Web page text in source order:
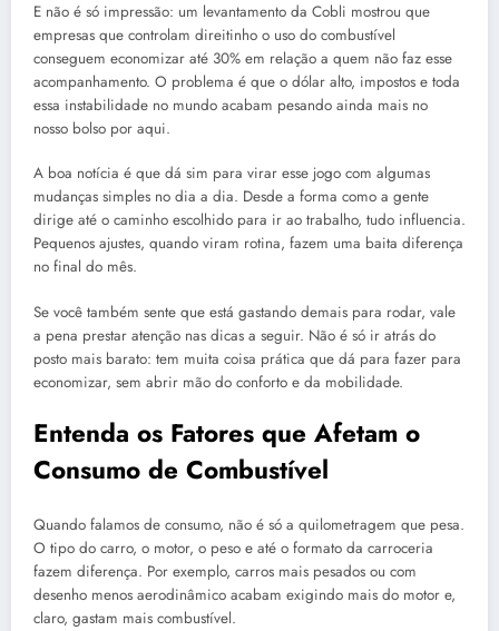
E não é só impressão: um levantamento da Cobli mostrou que
empresas que controlam direitinho o uso do combustível
conseguem economizar até 30% em relação a quem não faz esse
acompanhamento. O problema é que o dólar alto, impostos e toda
essa instabilidade no mundo acabam pesando ainda mais no
nosso bolso por aqui.
A boa notícia é que dá sim para virar esse jogo com algumas
mudanças simples no dia a dia. Desde a forma como a gente
dirige até o caminho escolhido para ir ao trabalho, tudo influencia.
Pequenos ajustes, quando viram rotina, fazem uma baita diferença
no final do mês.
Se você também sente que está gastando demais para rodar, vale
a pena prestar atenção nas dicas a seguir. Não é só ir atrás do
posto mais barato: tem muita coisa prática que dá para fazer para
economizar, sem abrir mão do conforto e da mobilidade.
Entenda os Fatores que Afetam o
Consumo de Combustível
Quando falamos de consumo, não é só a quilometragem que pesa.
O tipo do carro, o motor, o peso e até o formato da carroceria
fazem diferença. Por exemplo, carros mais pesados ou com
desenho menos aerodinâmico acabam exigindo mais do motor e,
claro, gastam mais combustível.